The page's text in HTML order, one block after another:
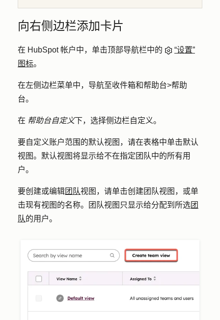
向右侧边栏添加卡片
在 HubSpot 帐户中，单击顶部导航栏中的
“设置”
图标。
在左侧边栏菜单中，导航至收件箱和帮助台>帮助
台。
在 帮助台自定义下，选择侧边栏自定义。
要自定义账户范围的默认视图，请在表格中单击默认
视图。默认视图将显示给不在指定团队中的所有用
户。
要创建或编辑团队视图，请单击创建团队视图，或单
击现有视图的名称。团队视图只显示给分配到所选团
队的用户。